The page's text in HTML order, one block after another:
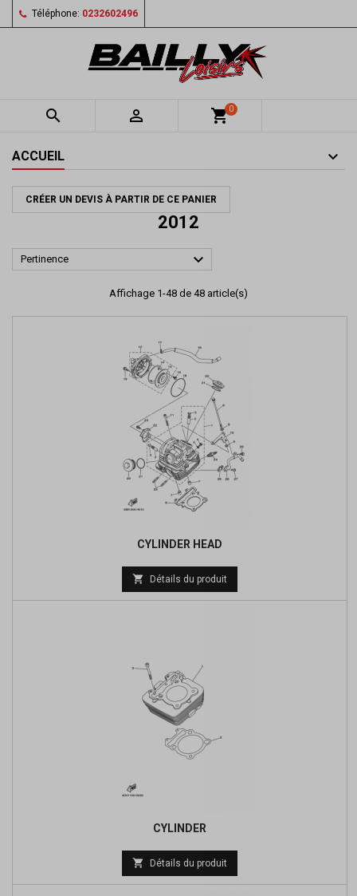
Téléphone: 0232602496
  shopping_cart0
ACCUEIL
CRÉER UN DEVIS À PARTIR DE CE PANIER
2012
Pertinence 
Affichage 1-48 de 48 article(s)
CYLINDER HEAD
Prix
de
 Détails du produit
CYLINDER
Prix
de
 Détails du produit